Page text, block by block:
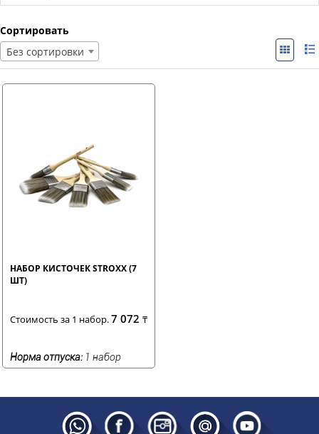
Сортировать
Без сортировки
НАБОР КИСТОЧЕК STROXX (7
ШТ)
Стоимость за 1 набор.7 072 ₸
Норма отпуска: 1 набор